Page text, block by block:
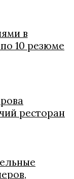
в
10 резюме
ресторан